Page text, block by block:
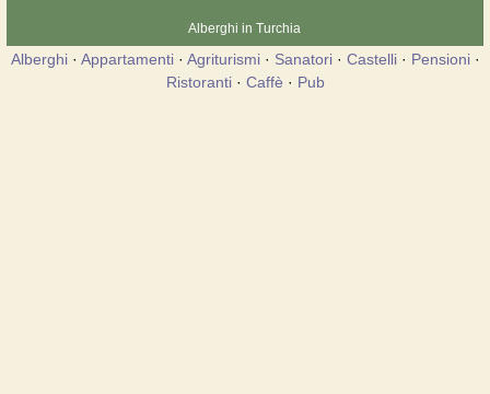
Alberghi in Turchia
Alberghi· Appartamenti· Agriturismi· Sanatori· Castelli· Pensioni·
Ristoranti· Caffè · Pub